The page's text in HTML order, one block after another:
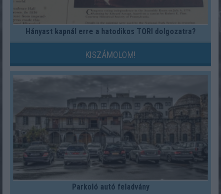
Hányast kapnál erre a hatodikos TÖRI dolgozatra?
KISZÁMOLOM!
Parkoló autó feladvány